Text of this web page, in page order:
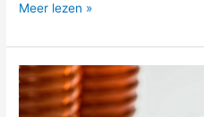
Meer lezen »
Bijenkast
voor